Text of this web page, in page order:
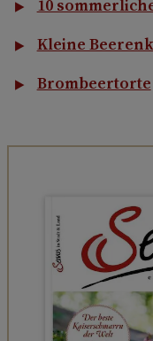
10
Kleine
Brombeertorte